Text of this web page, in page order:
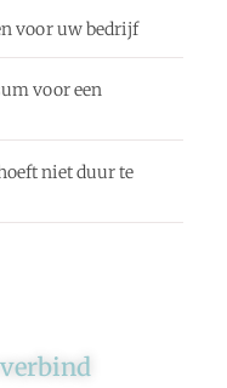
voor uw bedrijf
voor een
niet duur te